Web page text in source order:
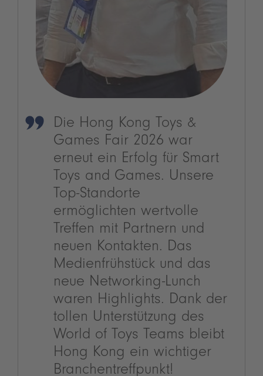
Die Hong Kong Toys &
Games Fair 2026 war
erneut ein Erfolg für Smart
Toys and Games. Unsere
Top-Standorte
ermöglichten wertvolle
Treffen mit Partnern und
neuen Kontakten. Das
Medienfrühstück und das
neue Networking-Lunch
waren Highlights. Dank der
tollen Unterstützung des
World of Toys Teams bleibt
Hong Kong ein wichtiger
Branchentreffpunkt!